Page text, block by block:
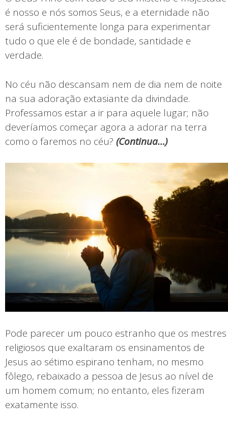
é nosso e nós somos Seus, e a eternidade não
será suficientemente longa para experimentar
tudo o que ele é de bondade, santidade e
verdade.
No céu não descansam nem de dia nem de noite
na sua adoração extasiante da divindade.
Professamos estar a ir para aquele lugar; não
deveríamos começar agora a adorar na terra
como o faremos no céu? (Continua…)
Pode parecer um pouco estranho que os mestres
religiosos que exaltaram os ensinamentos de
Jesus ao sétimo espirano tenham, no mesmo
fôlego, rebaixado a pessoa de Jesus ao nível de
um homem comum; no entanto, eles fizeram
exatamente isso.